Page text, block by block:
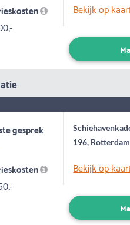
Bekijk op
gesprek
196, Rotterdam
Bekijk op